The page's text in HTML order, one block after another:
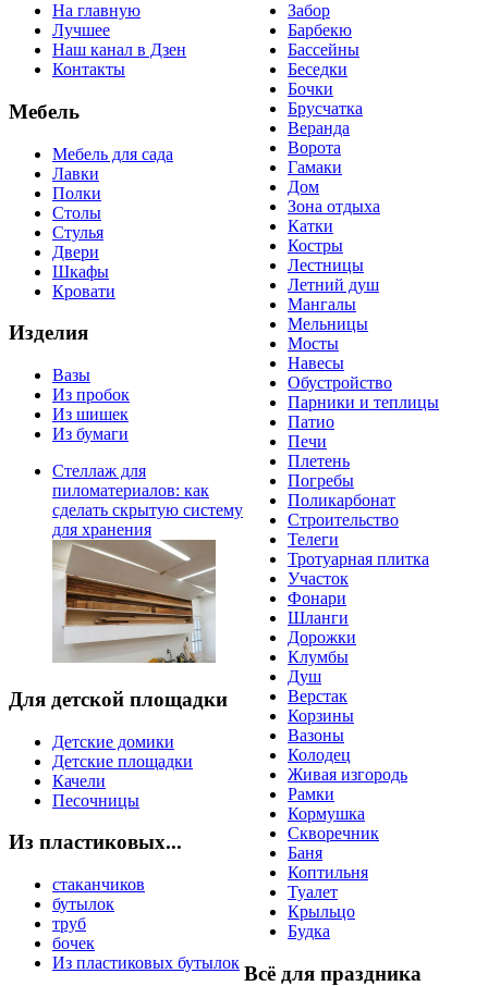
На главную
Лучшее
Наш канал в Дзен
Контакты
Мебель
Мебель для сада
Лавки
Полки
Столы
Стулья
Двери
Шкафы
Кровати
Изделия
Вазы
Из пробок
Из шишек
Из бумаги
Стеллаж для
пиломатериалов: как
сделать скрытую систему
для хранения
Для детской площадки
Детские домики
Детские площадки
Качели
Песочницы
Из пластиковых...
стаканчиков
бутылок
труб
бочек
Из пластиковых бутылок
Забор
Барбекю
Бассейны
Беседки
Бочки
Брусчатка
Веранда
Ворота
Гамаки
Дом
Зона отдыха
Катки
Костры
Лестницы
Летний душ
Мангалы
Мельницы
Мосты
Навесы
Обустройство
Парники и теплицы
Патио
Печи
Плетень
Погребы
Поликарбонат
Строительство
Телеги
Тротуарная плитка
Участок
Фонари
Шланги
Дорожки
Клумбы
Душ
Верстак
Корзины
Вазоны
Колодец
Живая изгородь
Рамки
Кормушка
Скворечник
Баня
Коптильня
Туалет
Крыльцо
Будка
Всё для праздника